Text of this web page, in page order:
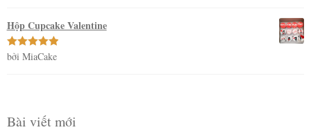
Hộp Cupcake Valentine
Được xếp
bởi MiaCake
Bài viết mới